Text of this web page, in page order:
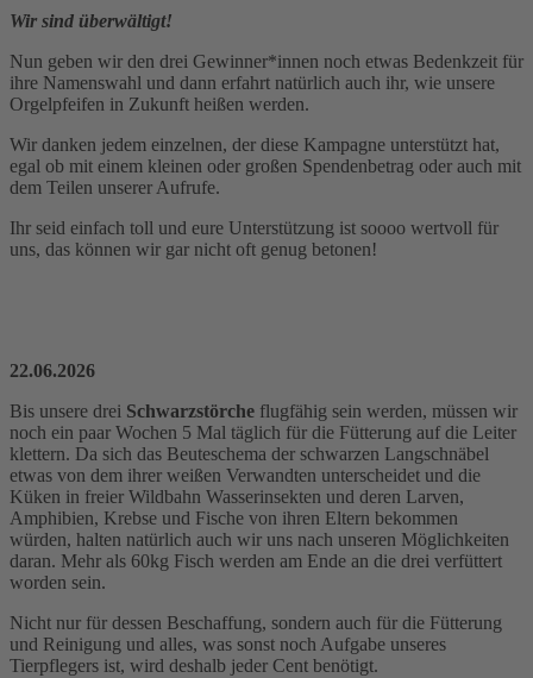
Wir sind überwältigt!
Nun geben wir den drei Gewinner*innen noch etwas Bedenkzeit für
ihre Namenswahl und dann erfahrt natürlich auch ihr, wie unsere
Orgelpfeifen in Zukunft heißen werden.
Wir danken jedem einzelnen, der diese Kampagne unterstützt hat,
egal ob mit einem kleinen oder großen Spendenbetrag oder auch mit
dem Teilen unserer Aufrufe.
Ihr seid einfach toll und eure Unterstützung ist soooo wertvoll für
uns, das können wir gar nicht oft genug betonen!
22.06.2026
Bis unsere drei Schwarzstörche flugfähig sein werden, müssen wir
noch ein paar Wochen 5 Mal täglich für die Fütterung auf die Leiter
klettern. Da sich das Beuteschema der schwarzen Langschnäbel
etwas von dem ihrer weißen Verwandten unterscheidet und die
Küken in freier Wildbahn Wasserinsekten und deren Larven,
Amphibien, Krebse und Fische von ihren Eltern bekommen
würden, halten natürlich auch wir uns nach unseren Möglichkeiten
daran. Mehr als 60kg Fisch werden am Ende an die drei verfüttert
worden sein.
Nicht nur für dessen Beschaffung, sondern auch für die Fütterung
und Reinigung und alles, was sonst noch Aufgabe unseres
Tierpflegers ist, wird deshalb jeder Cent benötigt.